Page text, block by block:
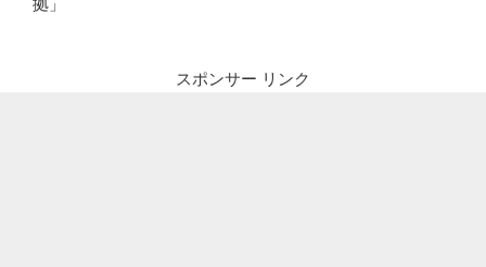
拠」
スポンサー リンク